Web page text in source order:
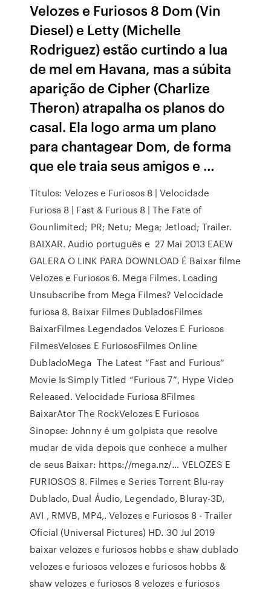
Velozes e Furiosos 8 Dom (Vin
Diesel) e Letty (Michelle
Rodriguez) estão curtindo a lua
de mel em Havana, mas a súbita
aparição de Cipher (Charlize
Theron) atrapalha os planos do
casal. Ela logo arma um plano
para chantagear Dom, de forma
que ele traia seus amigos e …
Títulos: Velozes e Furiosos 8 | Velocidade
Furiosa 8 | Fast & Furious 8 | The Fate of
Gounlimited; PR; Netu; Mega; Jetload; Trailer.
BAIXAR. Audio português e 27 Mai 2013 EAEW
GALERA O LINK PARA DOWNLOAD É Baixar filme
Velozes e Furiosos 6. Mega Filmes. Loading
Unsubscribe from Mega Filmes? Velocidade
furiosa 8. Baixar Filmes DubladosFilmes
BaixarFilmes Legendados Velozes E Furiosos
FilmesVeloses E FuriososFilmes Online
DubladoMega The Latest “Fast and Furious”
Movie Is Simply Titled “Furious 7”, Hype Video
Released. Velocidade Furiosa 8Filmes
BaixarAtor The RockVelozes E Furiosos
Sinopse: Johnny é um golpista que resolve
mudar de vida depois que conhece a mulher
de seus Baixar: https://mega.nz/… VELOZES E
FURIOSOS 8. Filmes e Series Torrent Blu-ray
Dublado, Dual Áudio, Legendado, Bluray-3D,
AVI , RMVB, MP4,. Velozes e Furiosos 8 - Trailer
Oficial (Universal Pictures) HD. 30 Jul 2019
baixar velozes e furiosos hobbs e shaw dublado
velozes e furiosos velozes e furiosos hobbs &
shaw velozes e furiosos 8 velozes e furiosos